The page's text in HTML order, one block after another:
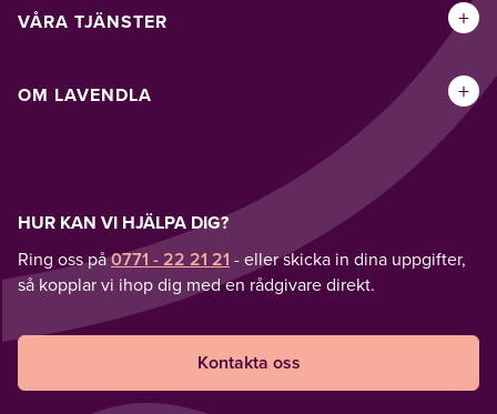
VÅRA TJÄNSTER +
OM LAVENDLA +
HUR KAN VI HJÄLPA DIG?
Ring oss på0771 - 22 21 21 - eller skicka in dina uppgifter,
så kopplar vi ihop dig med en rådgivare direkt.
Kontakta oss